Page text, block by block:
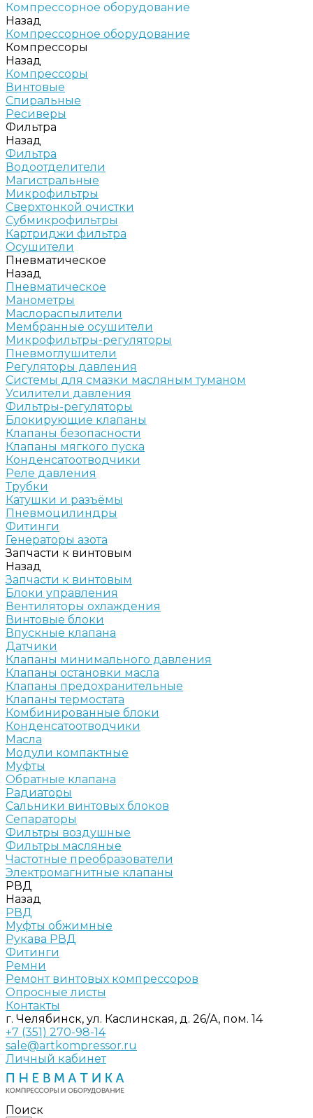
Компрессорное оборудование
Назад
Компрессорное оборудование
Компрессоры
Назад
Компрессоры
Винтовые
Спиральные
Ресиверы
Фильтра
Назад
Фильтра
Водоотделители
Магистральные
Микрофильтры
Сверхтонкой очистки
Субмикрофильтры
Картриджи фильтра
Осушители
Пневматическое
Назад
Пневматическое
Манометры
Маслораспылители
Мембранные осушители
Микрофильтры-регуляторы
Пневмоглушители
Регуляторы давления
Системы для смазки масляным туманом
Усилители давления
Фильтры-регуляторы
Блокирующие клапаны
Клапаны безопасности
Клапаны мягкого пуска
Конденсатоотводчики
Реле давления
Трубки
Катушки и разъёмы
Пневмоцилиндры
Фитинги
Генераторы азота
Запчасти к винтовым
Назад
Запчасти к винтовым
Блоки управления
Вентиляторы охлаждения
Винтовые блоки
Впускные клапана
Датчики
Клапаны минимального давления
Клапаны остановки масла
Клапаны предохранительные
Клапаны термостата
Комбинированные блоки
Конденсатоотводчики
Масла
Модули компактные
Муфты
Обратные клапана
Радиаторы
Сальники винтовых блоков
Сепараторы
Фильтры воздушные
Фильтры масляные
Частотные преобразователи
Электромагнитные клапаны
РВД
Назад
РВД
Муфты обжимные
Рукава РВД
Фитинги
Ремни
Ремонт винтовых компрессоров
Опросные листы
Контакты
г. Челябинск, ул. Каслинская, д. 26/А, пом. 14
+7 (351) 270-98-14
sale@artkompressor.ru
Личный кабинет
Поиск